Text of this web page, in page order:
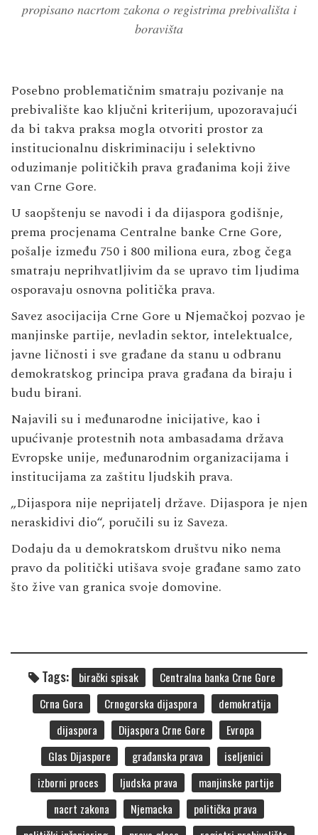
propisano nacrtom zakona o registrima prebivališta i
boravišta
Posebno problematičnim smatraju pozivanje na
prebivalište kao ključni kriterijum, upozoravajući
da bi takva praksa mogla otvoriti prostor za
institucionalnu diskriminaciju i selektivno
oduzimanje političkih prava građanima koji žive
van Crne Gore.
U saopštenju se navodi i da dijaspora godišnje,
prema procjenama Centralne banke Crne Gore,
pošalje između 750 i 800 miliona eura, zbog čega
smatraju neprihvatljivim da se upravo tim ljudima
osporavaju osnovna politička prava.
Savez asocijacija Crne Gore u Njemačkoj pozvao je
manjinske partije, nevladin sektor, intelektualce,
javne ličnosti i sve građane da stanu u odbranu
demokratskog principa prava građana da biraju i
budu birani.
Najavili su i međunarodne inicijative, kao i
upućivanje protestnih nota ambasadama država
Evropske unije, međunarodnim organizacijama i
institucijama za zaštitu ljudskih prava.
„Dijaspora nije neprijatelj države. Dijaspora je njen
neraskidivi dio“, poručili su iz Saveza.
Dodaju da u demokratskom društvu niko nema
pravo da politički utišava svoje građane samo zato
što žive van granica svoje domovine.
Tags: birački spisak
Centralna banka Crne Gore
Crna Gora
Crnogorska dijaspora
demokratija
dijaspora
Dijaspora Crne Gore
Evropa
Glas Dijaspore
građanska prava
iseljenici
izborni proces
ljudska prava
manjinske partije
nacrt zakona
Njemacka
politička prava